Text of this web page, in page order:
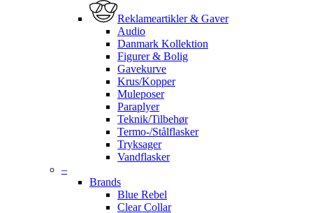
Reklameartikler & Gaver
Audio
Danmark Kollektion
Figurer & Bolig
Gavekurve
Krus/Kopper
Muleposer
Paraplyer
Teknik/Tilbehør
Termo-/Stålflasker
Tryksager
Vandflasker
–
Brands
Blue Rebel
Clear Collar